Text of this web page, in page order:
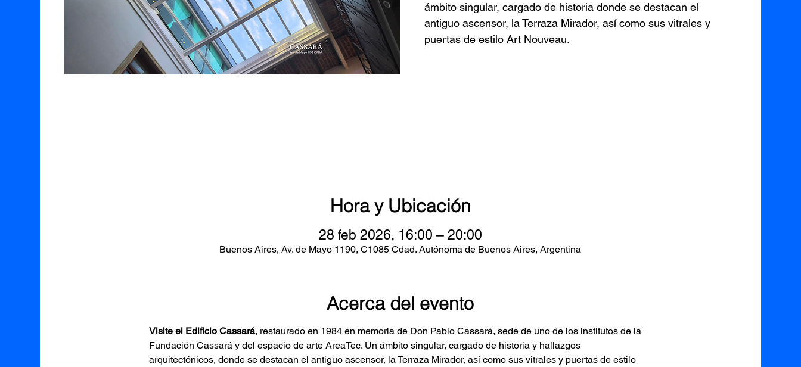
ámbito singular, cargado de historia donde se destacan el
antiguo ascensor, la Terraza Mirador, así como sus vitrales y
puertas de estilo Art Nouveau.
Hora y Ubicación
28 feb 2026, 16:00 – 20:00
Buenos Aires, Av. de Mayo 1190, C1085 Cdad. Autónoma de Buenos Aires, Argentina
Acerca del evento
Visite el Edificio Cassará, restaurado en 1984 en memoria de Don Pablo Cassará, sede de uno de los institutos de la
Fundación Cassará y del espacio de arte AreaTec. Un ámbito singular, cargado de historia y hallazgos
arquitectónicos, donde se destacan el antiguo ascensor, la Terraza Mirador, así como sus vitrales y puertas de estilo